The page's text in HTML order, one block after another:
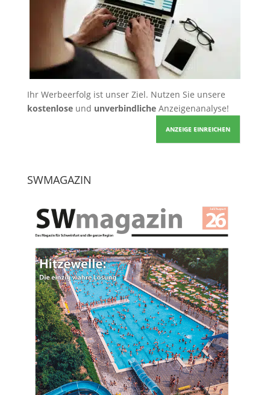
Ihr Werbeerfolg ist unser Ziel. Nutzen Sie unsere
kostenloseund unverbindlicheAnzeigenanalyse!
ANZEIGE EINREICHEN
SWMAGAZIN